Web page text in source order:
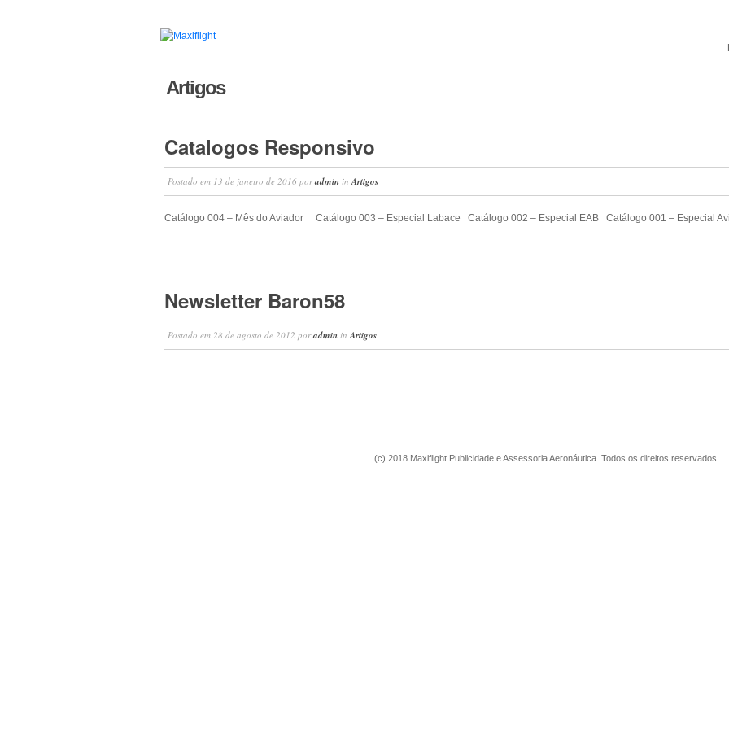
Artigos
Catalogos Responsivo
Postado em 13 de janeiro de 2016 poradmin inArtigos
Catálogo 004 – Mês do Aviador Catálogo 003 – Especial Labace Catálogo 002 – Especial EAB Catálogo 001 – Especial
Newsletter Baron58
Postado em 28 de agosto de 2012 poradmin inArtigos
(c) 2018 Maxiflight Publicidade e Assessoria Aeronáutica. Todos os direitos reservados.